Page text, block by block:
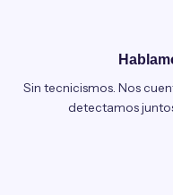
Sin tecnicismos. Nos
detectamos